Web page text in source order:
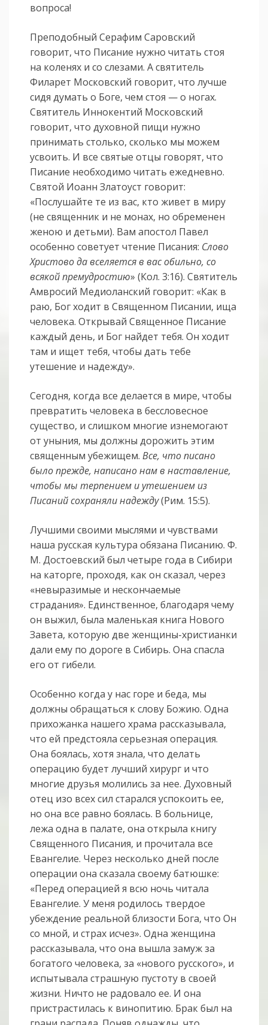
вопроса!
Преподобный Серафим Саровский
говорит, что Писание нужно читать стоя
на коленях и со слезами. А святитель
Филарет Московский говорит, что лучше
сидя думать о Боге, чем стоя — о ногах.
Святитель Иннокентий Московский
говорит, что духовной пищи нужно
принимать столько, сколько мы можем
усвоить. И все святые отцы говорят, что
Писание необходимо читать ежедневно.
Святой Иоанн Златоуст говорит:
«Послушайте те из вас, кто живет в миру
(не священник и не монах, но обременен
женою и детьми). Вам апостол Павел
особенно советует чтение Писания: Слово
Христово да вселяется в вас обильно, со
всякой премудростию» (Кол. 3:16). Святитель
Амвросий Медиоланский говорит: «Как в
раю, Бог ходит в Священном Писании, ища
человека. Открывай Священное Писание
каждый день, и Бог найдет тебя. Он ходит
там и ищет тебя, чтобы дать тебе
утешение и надежду».
Сегодня, когда все делается в мире, чтобы
превратить человека в бессловесное
существо, и слишком многие изнемогают
от уныния, мы должны дорожить этим
священным убежищем.Все, что писано
было прежде, написано нам в наставление,
чтобы мы терпением и утешением из
Писаний сохраняли надежду(Рим. 15:5).
Лучшими своими мыслями и чувствами
наша русская культура обязана Писанию. Ф.
М. Достоевский был четыре года в Сибири
на каторге, проходя, как он сказал, через
«невыразимые и нескончаемые
страдания». Единственное, благодаря чему
он выжил, была маленькая книга Нового
Завета, которую две женщины-христианки
дали ему по дороге в Сибирь. Она спасла
его от гибели.
Особенно когда у нас горе и беда, мы
должны обращаться к слову Божию. Одна
прихожанка нашего храма рассказывала,
что ей предстояла серьезная операция.
Она боялась, хотя знала, что делать
операцию будет лучший хирург и что
многие друзья молились за нее. Духовный
отец изо всех сил старался успокоить ее,
но она все равно боялась. В больнице,
лежа одна в палате, она открыла книгу
Священного Писания, и прочитала все
Евангелие. Через несколько дней после
операции она сказала своему батюшке:
«Перед операцией я всю ночь читала
Евангелие. У меня родилось твердое
убеждение реальной близости Бога, что Он
со мной, и страх исчез». Одна женщина
рассказывала, что она вышла замуж за
богатого человека, за «нового русского», и
испытывала страшную пустоту в своей
жизни. Ничто не радовало ее. И она
пристрастилась к винопитию. Брак был на